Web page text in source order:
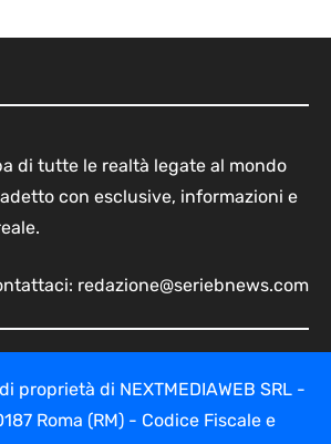
di tutte le realtà legate al mondo
con esclusive, informazioni e
redazione@seriebnews.com
proprietà di NEXTMEDIAWEB SRL -
Roma (RM) - Codice Fiscale e